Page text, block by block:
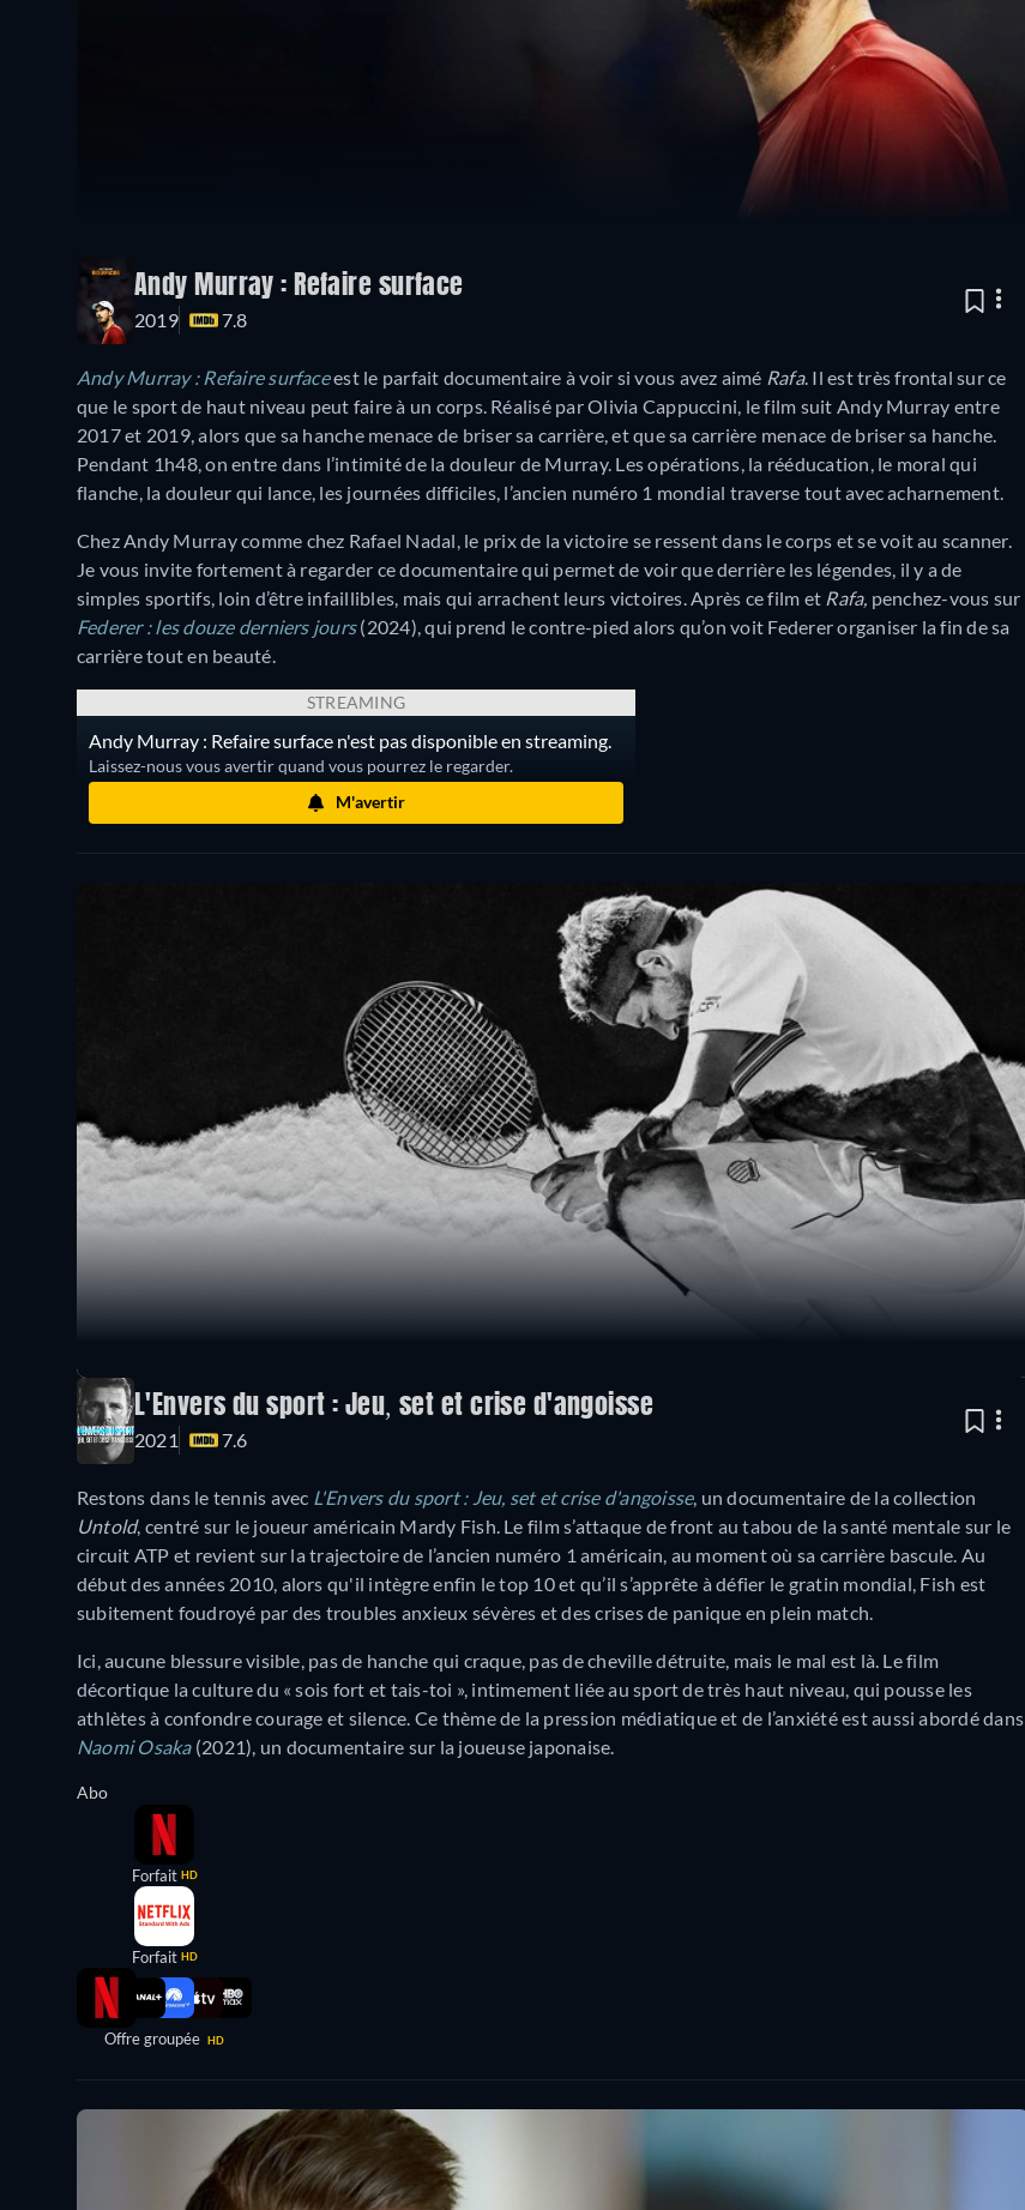
Andy Murray : Refaire surface
2019 7.8
Andy Murray : Refaire surfaceest le parfait documentaire à voir si vous avez aimé Rafa. Il est très frontal sur ce
que le sport de haut niveau peut faire à un corps. Réalisé par Olivia Cappuccini, le film suit Andy Murray entre
2017 et 2019, alors que sa hanche menace de briser sa carrière, et que sa carrière menace de briser sa hanche.
Pendant 1h48, on entre dans l’intimité de la douleur de Murray. Les opérations, la rééducation, le moral qui
flanche, la douleur qui lance, les journées difficiles, l’ancien numéro 1 mondial traverse tout avec acharnement.
Chez Andy Murray comme chez Rafael Nadal, le prix de la victoire se ressent dans le corps et se voit au scanner.
Je vous invite fortement à regarder ce documentaire qui permet de voir que derrière les légendes, il y a de
simples sportifs, loin d’être infaillibles, mais qui arrachent leurs victoires. Après ce film et Rafa, penchez-vous sur
Federer : les douze derniers jours(2024), qui prend le contre-pied alors qu’on voit Federer organiser la fin de sa
carrière tout en beauté.
STREAMING
Andy Murray : Refaire surface n'est pas disponible en streaming.
Laissez-nous vous avertir quand vous pourrez le regarder.
M'avertir
L'Envers du sport : Jeu, set et crise d'angoisse
2021 7.6
Restons dans le tennis avec L'Envers du sport : Jeu, set et crise d'angoisse, un documentaire de la collection
Untold, centré sur le joueur américain Mardy Fish. Le film s’attaque de front au tabou de la santé mentale sur le
circuit ATP et revient sur la trajectoire de l’ancien numéro 1 américain, au moment où sa carrière bascule. Au
début des années 2010, alors qu'il intègre enfin le top 10 et qu’il s’apprête à défier le gratin mondial, Fish est
subitement foudroyé par des troubles anxieux sévères et des crises de panique en plein match.
Ici, aucune blessure visible, pas de hanche qui craque, pas de cheville détruite, mais le mal est là. Le film
décortique la culture du « sois fort et tais-toi », intimement liée au sport de très haut niveau, qui pousse les
athlètes à confondre courage et silence. Ce thème de la pression médiatique et de l’anxiété est aussi abordé dans
Naomi Osaka(2021), un documentaire sur la joueuse japonaise.
Abo
Forfait HD
Forfait HD
Offre groupée HD